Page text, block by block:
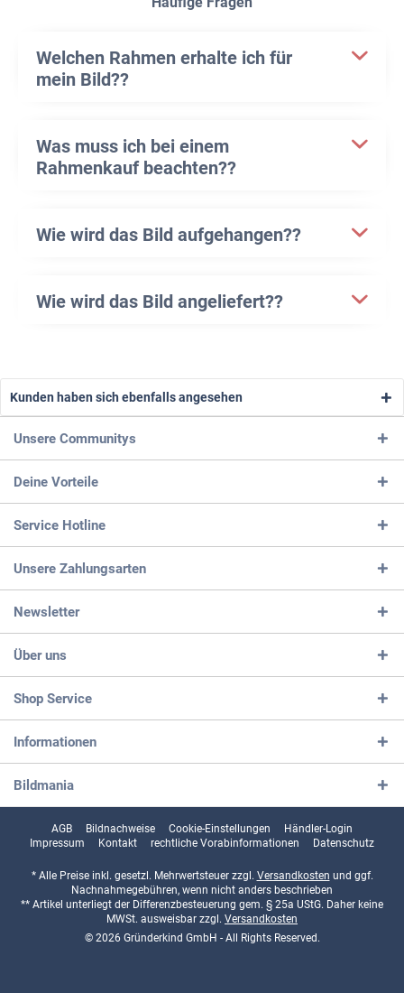
Welchen Rahmen erhalte ich für
mein Bild??
Was muss ich bei einem
Rahmenkauf beachten??
Wie wird das Bild aufgehangen??
Wie wird das Bild angeliefert??
Kunden haben sich ebenfalls angesehen
Unsere Communitys
Deine Vorteile
Service Hotline
Unsere Zahlungsarten
Newsletter
Über uns
Shop Service
Informationen
Bildmania
AGB Bildnachweise Cookie-Einstellungen
Händler-Login
Impressum
Kontakt rechtliche Vorabinformationen Datenschutz
* Alle Preise inkl. gesetzl. Mehrwertsteuer zzgl. Versandkosten und ggf.
Nachnahmegebühren, wenn nicht anders beschrieben
** Artikel unterliegt der Differenzbesteuerung gem. § 25a UStG. Daher keine
MWSt. ausweisbar zzgl. Versandkosten
© 2026 Gründerkind GmbH - All Rights Reserved.